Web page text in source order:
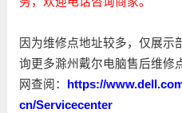
因为维修点地址较多，仅展示
询更多滁州戴尔电脑售后维修
网查阅：
https://
cn/Servicecenter